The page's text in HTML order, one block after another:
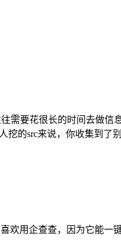
需要花很长的时间去做信
挖的src来说，你收集到了
欢用企查查，因为它能一